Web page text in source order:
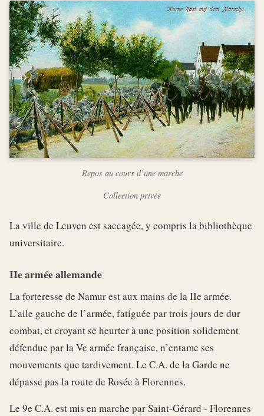
Repos au cours d’une marche
Collection privée
La ville de Leuven est saccagée, y compris la bibliothèque
universitaire.
IIe armée allemande
La forteresse de Namur est aux mains de la IIe armée.
L’aile gauche de l’armée, fatiguée par trois jours de dur
combat, et croyant se heurter à une position solidement
défendue par la Ve armée française, n’entame ses
mouvements que tardivement. Le C.A. de la Garde ne
dépasse pas la route de Rosée à Florennes.
Le 9e C.A. est mis en marche par Saint-Gérard - Florennes